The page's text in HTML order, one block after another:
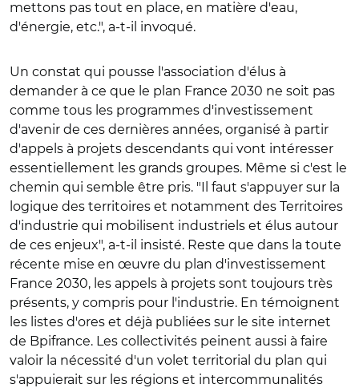
mettons pas tout en place, en matière d'eau,
d'énergie, etc.", a-t-il invoqué.
Un constat qui pousse l'association d'élus à
demander à ce que le plan France 2030 ne soit pas
comme tous les programmes d'investissement
d'avenir de ces dernières années, organisé à partir
d'appels à projets descendants qui vont intéresser
essentiellement les grands groupes. Même si c'est le
chemin qui semble être pris. "Il faut s'appuyer sur la
logique des territoires et notamment des Territoires
d'industrie qui mobilisent industriels et élus autour
de ces enjeux", a-t-il insisté. Reste que dans la toute
récente mise en œuvre du plan d'investissement
France 2030, les appels à projets sont toujours très
présents, y compris pour l'industrie. En témoignent
les listes d'ores et déjà publiées sur le site internet
de Bpifrance. Les collectivités peinent aussi à faire
valoir la nécessité d'un volet territorial du plan qui
s'appuierait sur les régions et intercommunalités